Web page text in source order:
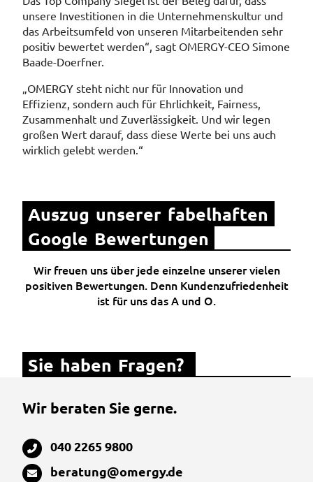
unsere Investitionen in die Unternehmenskultur und
das Arbeitsumfeld von unseren Mitarbeitenden sehr
positiv bewertet werden“, sagt OMERGY-CEO Simone
Baade-Doerfner.
„OMERGY steht nicht nur für Innovation und
Effizienz, sondern auch für Ehrlichkeit, Fairness,
Zusammenhalt und Zuverlässigkeit. Und wir legen
großen Wert darauf, dass diese Werte bei uns auch
wirklich gelebt werden.“
Auszug unserer fabelhaften
Google Bewertungen
Wir freuen uns über jede einzelne unserer vielen
positiven Bewertungen. Denn Kundenzufriedenheit
ist für uns das A und O.
Sie haben Fragen?
Wir beraten Sie gerne.
040 2265 9800
beratung@omergy.de